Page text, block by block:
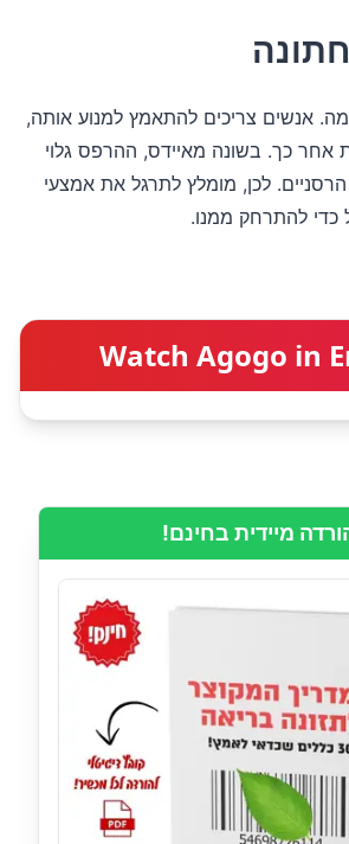
אנשים צריכים להתאמץ למנוע אותה,
אחר כך. בשונה מאיידס, ההרפס גלוי
לכן, מומלץ לתרגל את אמצעי
כדי להתרחק ממנו.
Watch Agogo in
מיידית בחינם!